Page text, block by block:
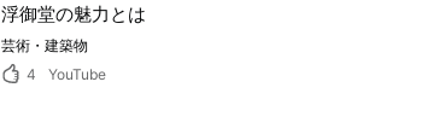
浮御堂の魅力とは
芸術・建築物
4
YouTube